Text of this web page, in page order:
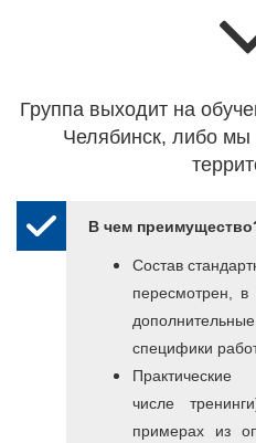
Группа выходит на
Челябинск, либо
В чем
Состав
пересмотрен, в
специфики
числе
примерах из